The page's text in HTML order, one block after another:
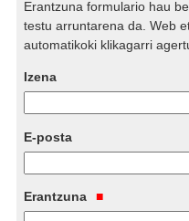
Erantzuna formulario hau
testu arruntarena da. Web
automatikoki klikagarri
Izena
E-posta
Erantzuna